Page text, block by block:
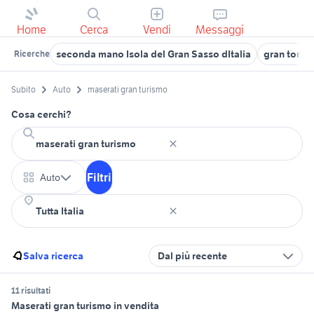
Home Cerca Vendi Messaggi
Ricerche seconda mano Isola del Gran Sasso dItalia gran
Subito Auto maserati gran turismo
Cosa cerchi?
Auto Filtri
Salva ricerca Dal più recente
11 risultati
Maserati gran turismo in vendita